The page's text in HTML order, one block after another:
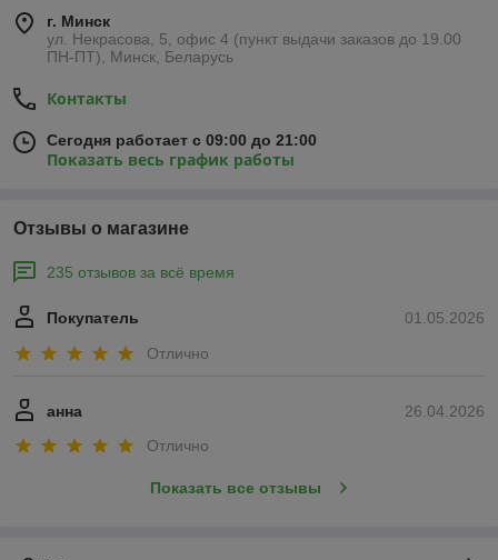
г. Минск
ул. Некрасова, 5, офис 4 (пункт выдачи заказов до 19.00
ПН-ПТ), Минск, Беларусь
Контакты
Сегодня работает с 09:00 до 21:00
Показать весь график работы
Отзывы о магазине
235 отзывов за всё время
01.05.2026
Покупатель
Отлично
26.04.2026
анна
Отлично
Показать все отзывы